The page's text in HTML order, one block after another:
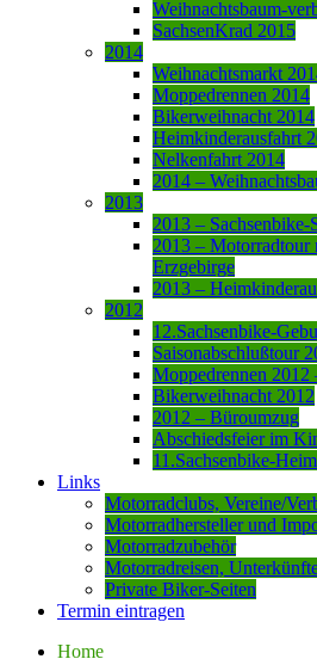
Weihnachtsbaum-
SachsenKrad 2015
2014
Weihnachtsmarkt
Moppedrennen 2014
Bikerweihnacht 2014
Heimkinderausfahrt
Nelkenfahrt 2014
2014 –
2013
2013 – Sachsenbike-
2013 – Motorradtour
Erzgebirge
2013 –
2012
12.Sachsenbike-
Saisonabschlußtour
Moppedrennen 2012
Bikerweihnacht 2012
2012 – Büroumzug
Abschiedsfeier im
11.Sachsenbike-
Links
Motorradclubs, Vereine/
Motorradhersteller und
Motorradzubehör
Motorradreisen,
Private Biker-Seiten
Termin eintragen
Home